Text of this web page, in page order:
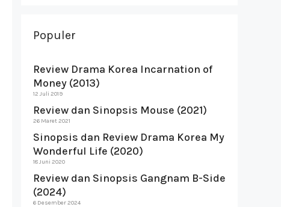
Populer
Review Drama Korea Incarnation of
Money (2013)
12 Juli 2019
Review dan Sinopsis Mouse (2021)
26 Maret 2021
Sinopsis dan Review Drama Korea My
Wonderful Life (2020)
18 Juni 2020
Review dan Sinopsis Gangnam B-Side
(2024)
6 Desember 2024